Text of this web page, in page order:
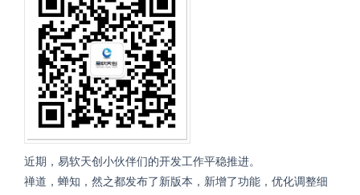
近期，易软天创小伙伴们的开发工作平稳推进。
禅道，蝉知，然之都发布了新版本，新增了功能，优化调整细